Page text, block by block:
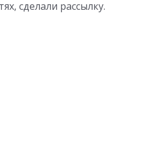
сделали рассылку.